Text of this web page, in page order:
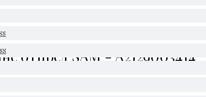
отпред SAM - A2129003414